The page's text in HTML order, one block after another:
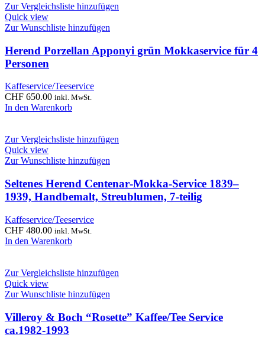
Zur Vergleichsliste hinzufügen
Quick view
Zur Wunschliste hinzufügen
Herend Porzellan Apponyi grün Mokkaservice für 4
Personen
Kaffeservice/Teeservice
CHF 650.00 inkl. MwSt.
In den Warenkorb
Zur Vergleichsliste hinzufügen
Quick view
Zur Wunschliste hinzufügen
Seltenes Herend Centenar‑Mokka‑Service 1839–
1939, Handbemalt, Streublumen, 7‑teilig
Kaffeservice/Teeservice
CHF 480.00 inkl. MwSt.
In den Warenkorb
Zur Vergleichsliste hinzufügen
Quick view
Zur Wunschliste hinzufügen
Villeroy & Boch “Rosette” Kaffee/Tee Service
ca.1982-1993